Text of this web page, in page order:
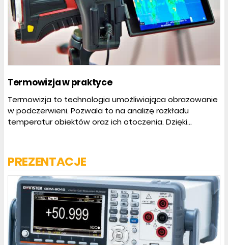
Termowizja w praktyce
Termowizja to technologia umożliwiająca obrazowanie
w podczerwieni. Pozwala to na analizę rozkładu
temperatur obiektów oraz ich otoczenia. Dzięki...
PREZENTACJE